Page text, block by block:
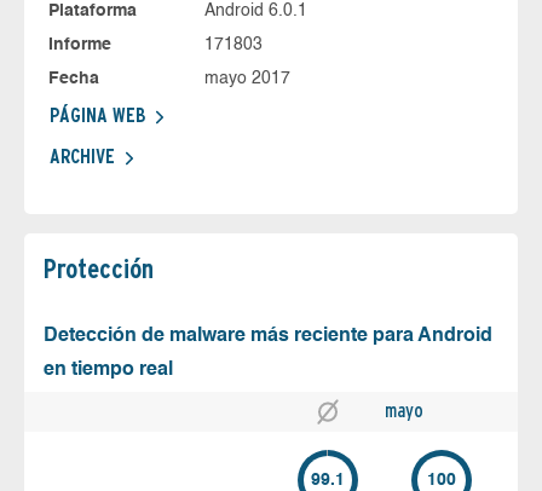
Plataforma
Android 6.0.1
Informe
171803
Fecha
mayo 2017
PÁGINA WEB
ARCHIVE
Protección
Detección de malware más reciente para Android
en tiempo real
mayo
99.1 100